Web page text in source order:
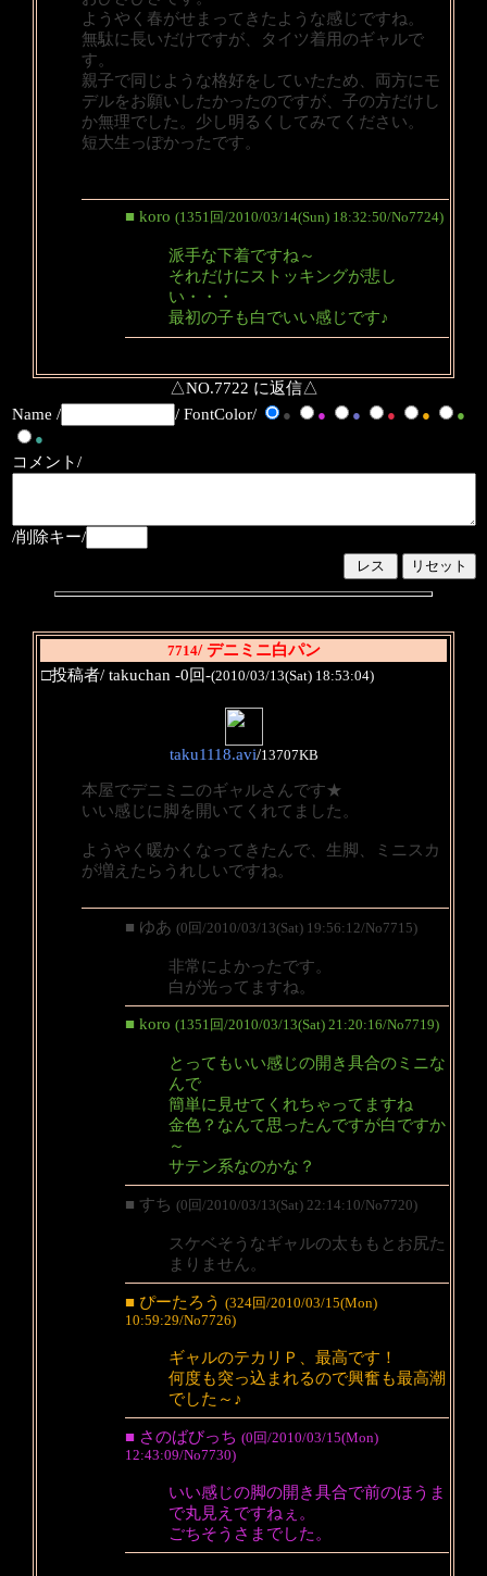
ようやく春がせまってきたような感じですね。
無駄に長いだけですが、タイツ着用のギャルで
す。
親子で同じような格好をしていたため、両方にモ
デルをお願いしたかったのですが、子の方だけし
か無理でした。少し明るくしてみてください。
短大生っぽかったです。
■ koro (1351回/2010/03/14(Sun) 18:32:50/No7724)
派手な下着ですね～
それだけにストッキングが悲し
い・・・
最初の子も白でいい感じです♪
△NO.7722 に返信△
Name /
/ FontColor/ ● ● ● ● ●
●
●
コメント/
/削除キー/
7714/ デニミニ白パン
□投稿者/ takuchan -0回-(2010/03/13(Sat) 18:53:04)
taku1118.avi/13707KB
本屋でデニミニのギャルさんです★
いい感じに脚を開いてくれてました。
ようやく暖かくなってきたんで、生脚、ミニスカ
が増えたらうれしいですね。
■ ゆあ (0回/2010/03/13(Sat) 19:56:12/No7715)
非常によかったです。
白が光ってますね。
■ koro (1351回/2010/03/13(Sat) 21:20:16/No7719)
とってもいい感じの開き具合のミニな
んで
簡単に見せてくれちゃってますね
金色？なんて思ったんですが白ですか
～
サテン系なのかな？
■ すち (0回/2010/03/13(Sat) 22:14:10/No7720)
スケベそうなギャルの太ももとお尻た
まりません。
■ ぴーたろう (324回/2010/03/15(Mon)
10:59:29/No7726)
ギャルのテカリＰ、最高です！
何度も突っ込まれるので興奮も最高潮
でした～♪
■ さのばびっち (0回/2010/03/15(Mon)
12:43:09/No7730)
いい感じの脚の開き具合で前のほうま
で丸見えですねぇ。
ごちそうさまでした。